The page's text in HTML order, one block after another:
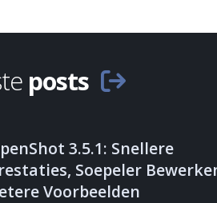
posts
3.5.1: Snellere
Soepeler
Voorbeelden